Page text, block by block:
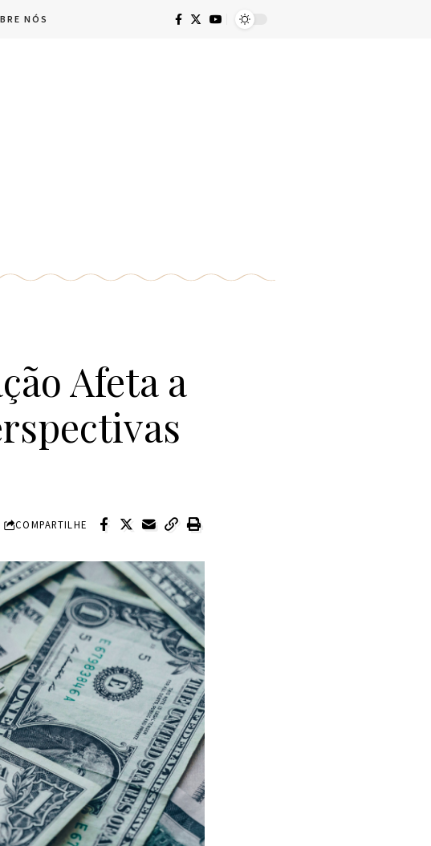
NÓS
Afeta a
COMPARTILHE